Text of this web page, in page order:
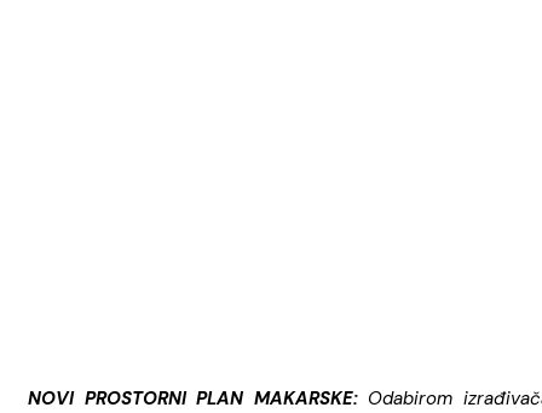
NOVI PROSTORNI PLAN MAKARSKE: Odabirom